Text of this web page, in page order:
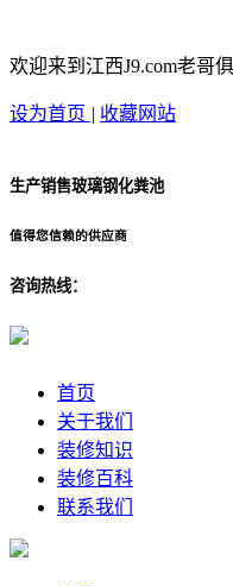
欢迎来到江西J9.com老哥
设为首页 | 收藏网站
生产销售玻璃钢化粪池
值得您信赖的供应商
咨询热线：
首页
关于我们
装修知识
装修百科
联系我们